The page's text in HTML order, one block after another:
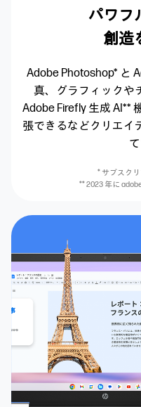
パワフ
創造
Adobe Photoshop* と
真、グラフィックや
Adobe Firefly 生成 AI**
張できるなどクリエイ
* サブスク
** 2023 年に